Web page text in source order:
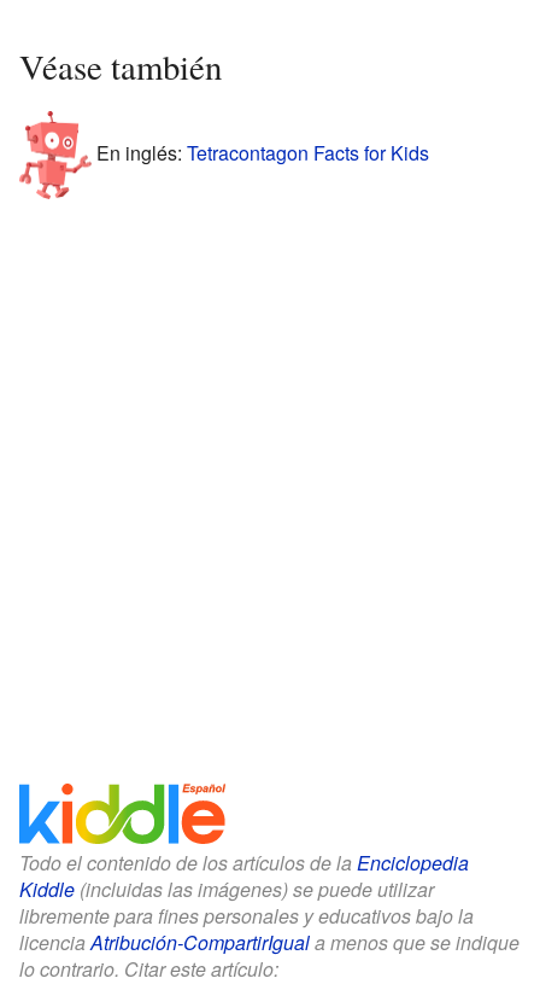
Véase también
En inglés: Tetracontagon Facts for Kids
Todo el contenido de los artículos de la Enciclopedia
Kiddle (incluidas las imágenes) se puede utilizar
libremente para fines personales y educativos bajo la
licenciaAtribución-CompartirIguala menos que se indique
lo contrario. Citar este artículo: